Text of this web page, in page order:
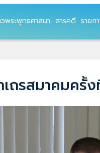
วพระพุทธศาสนา สารคดี รายก
เถรสมาคมครั้